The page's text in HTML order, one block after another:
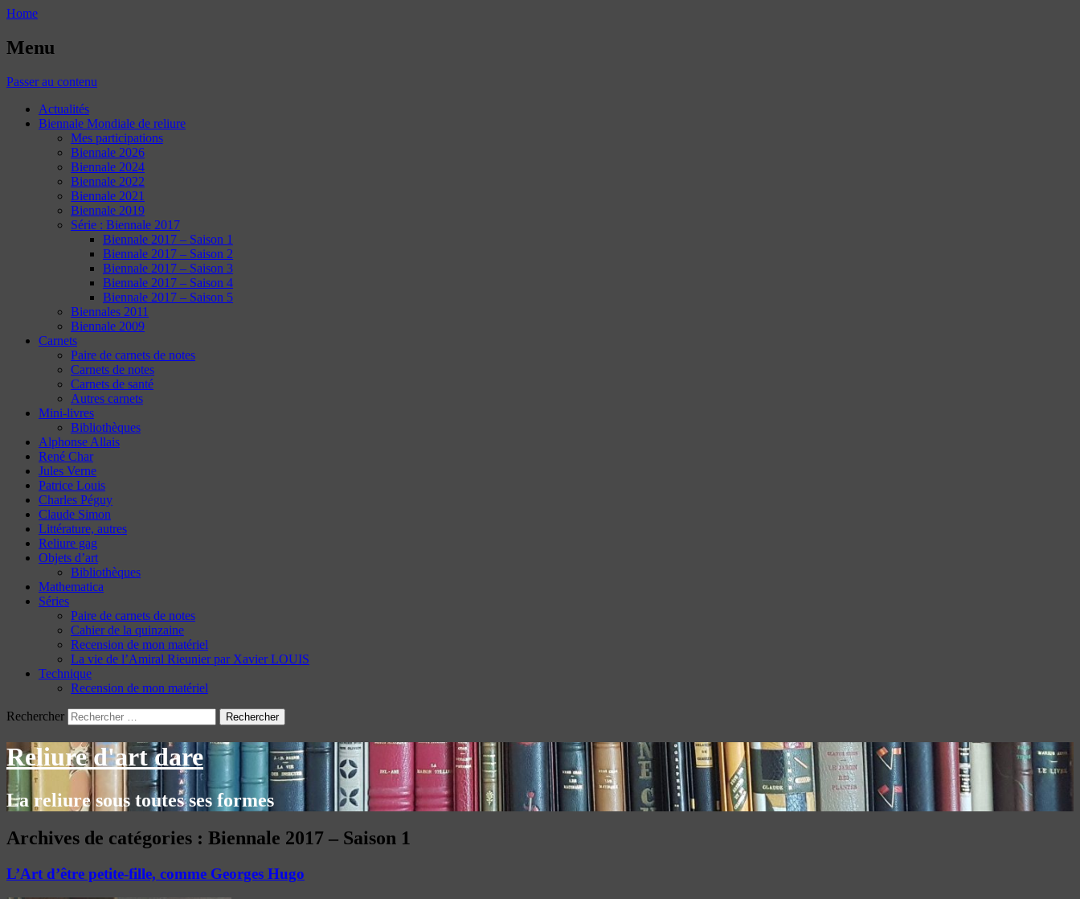
Home
Menu
Passer au contenu
Actualités
Biennale Mondiale de reliure
Mes participations
Biennale 2026
Biennale 2024
Biennale 2022
Biennale 2021
Biennale 2019
Série : Biennale 2017
Biennale 2017 – Saison 1
Biennale 2017 – Saison 2
Biennale 2017 – Saison 3
Biennale 2017 – Saison 4
Biennale 2017 – Saison 5
Biennales 2011
Biennale 2009
Carnets
Paire de carnets de notes
Carnets de notes
Carnets de santé
Autres carnets
Mini-livres
Bibliothèques
Alphonse Allais
René Char
Jules Verne
Patrice Louis
Charles Péguy
Claude Simon
Littérature, autres
Reliure gag
Objets d’art
Bibliothèques
Mathematica
Séries
Paire de carnets de notes
Cahier de la quinzaine
Recension de mon matériel
La vie de l’Amiral Rieunier par Xavier LOUIS
Technique
Recension de mon matériel
Rechercher
Reliure d'art dare
La reliure sous toutes ses formes
Archives de catégories : Biennale 2017 – Saison 1
L’Art d’être petite-fille, comme Georges Hugo